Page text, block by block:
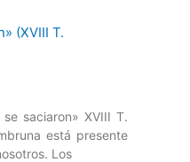
saciaron» XVIII T.
está presente
Los